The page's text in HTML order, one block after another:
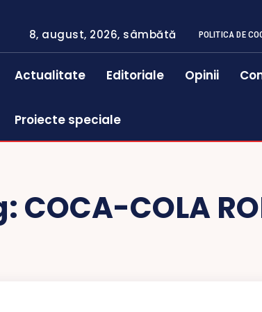
8, august, 2026, sâmbătă POLITICA DE
Actualitate Editoriale Opinii
Proiecte speciale
COCA-COLA